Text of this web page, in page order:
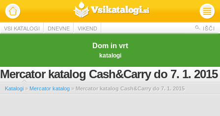
VSI KATALOGI DNEVNE VIKEND IŠČI
Dom in vrt
katalogi
Mercator katalog Cash&Carry do 7. 1. 2015
Katalogi » Mercator katalog » Mercator katalog Cash&Carry do 7. 1. 2015